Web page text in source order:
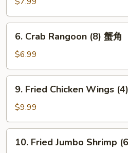
(8)
水
Crab
Rangoon
(8)
蟹
6. Crab Rangoon (8) 蟹角
$6.99
Fried
Chicken
Wings
(4)
9. Fried Chicken Wings
$9.99
Fried
10. Fried Jumbo Shrimp